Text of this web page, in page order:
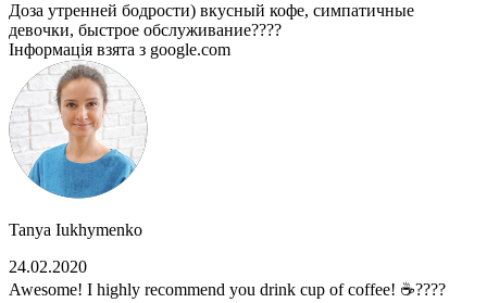
Доза утренней бодрости) вкусный кофе, симпатичные
девочки, быстрое обслуживание????
Інформація взята з google.com
Tanya Iukhymenko
24.02.2020
Awesome! I highly recommend you drink cup of coffee! ☕????